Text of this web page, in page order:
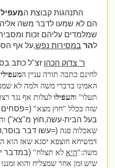
התנהגות קבוצת המעפילים
הם לא שמעו לדבר משה אליהם
שמלמדים עליהם זכות
הר במסירות נפש,על אף
ר' צדוק הכהןזצ"ל כתב
לחינם כתבה תורה עניין המעפילים
האמינו בדברי משה ולמה לא
תעלו" והעפילו לעלות אף נגד
שזה בכלל "חוץ מצא"(=פסחים
בעל הבית-עשה,חוץ מ"צא")והם
שאכלוה פגה(=עשו דבר
דמשיחא חוצפא יסגא שאז הוא
משה:"היאלא תצלח"(במדבר י"ד,41
שיש זמן אחר שמצליח והוא זמננו